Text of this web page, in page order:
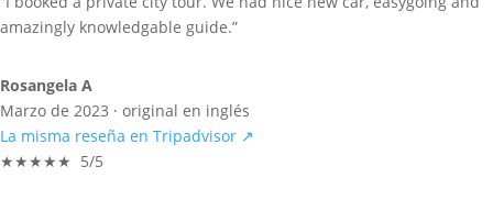
amazingly knowledgable guide.”
Rosangela A
Marzo de 2023 · original en inglés
La misma reseña en Tripadvisor ↗
★★★★★ 5/5